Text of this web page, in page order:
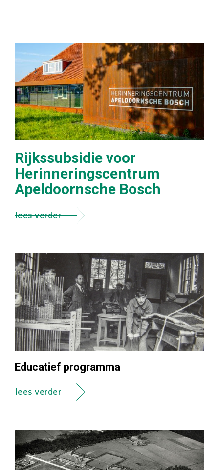
Rijkssubsidie voor
Herinneringscentrum
Apeldoornsche Bosch
lees verder
Educatief programma
lees verder